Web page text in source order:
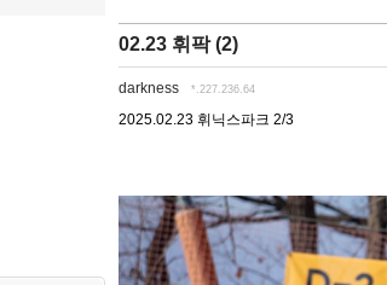
02.23 휘팍 (2)
darkness *.227.236.64
2025.02.23 휘닉스파크 2/3